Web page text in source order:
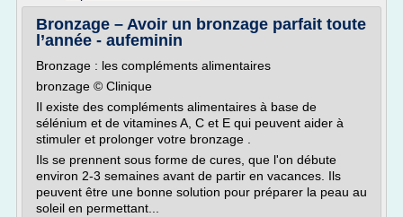
Bronzage – Avoir un bronzage parfait toute
l’année - aufeminin
Bronzage : les compléments alimentaires
bronzage © Clinique
Il existe des compléments alimentaires à base de
sélénium et de vitamines A, C et E qui peuvent aider à
stimuler et prolonger votre bronzage .
Ils se prennent sous forme de cures, que l'on débute
environ 2-3 semaines avant de partir en vacances. Ils
peuvent être une bonne solution pour préparer la peau au
soleil en permettant...